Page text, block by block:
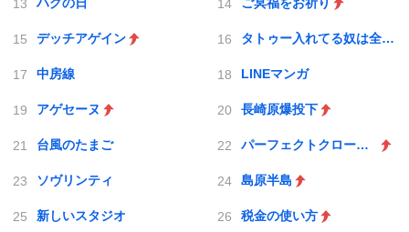
デッチアゲイン タトゥー入れてる奴は全員バカです
中房線 LINEマンガ
アゲセーヌ 長崎原爆投下
台風のたまご パーフェクトクローザー
ソヴリンティ 島原半島
新しいスタジオ 税金の使い方